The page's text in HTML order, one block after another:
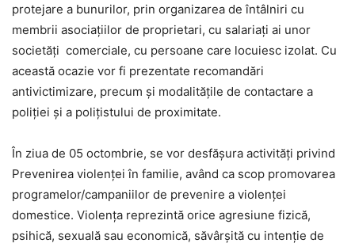
protejare a bunurilor, prin organizarea de întâlniri cu
membrii asociaţiilor de proprietari, cu salariaţi ai unor
societăţi comerciale, cu persoane care locuiesc izolat. Cu
această ocazie vor fi prezentate recomandări
antivictimizare, precum şi modalităţile de contactare a
poliţiei şi a poliţistului de proximitate.
În ziua de 05 octombrie, se vor desfășura activități privind
Prevenirea violenței în familie, având ca scop promovarea
programelor/campaniilor de prevenire a violenței
domestice. Violența reprezintă orice agresiune fizică,
psihică, sexuală sau economică, săvârșită cu intenție de